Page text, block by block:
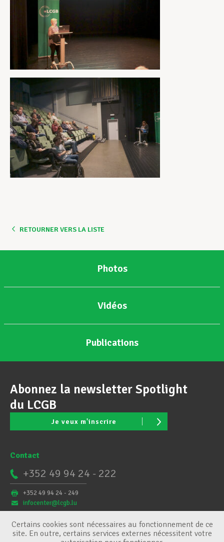
RETOURNER VERS LA LISTE
Photos
Vidéos
Publications
Abonnez la newsletter Spotlight
du LCGB
Je veux m'inscrire
Contact
+352 49 94 24 - 222
+352 49 94 24 - 249
infocenter@lcgb.lu
Certains cookies sont nécessaires au fonctionnement de ce
site. En outre, certains services externes nécessitent votre